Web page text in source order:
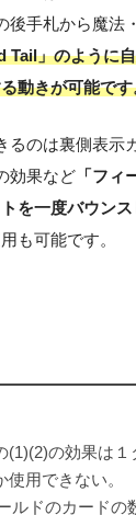
後手札から魔法
Tail」のように
動きが可能です
るのは裏側表示
効果など 「フ
を一度バウン
も可能です。
(1)(2)の効果は
用できない。
ルドのカードの